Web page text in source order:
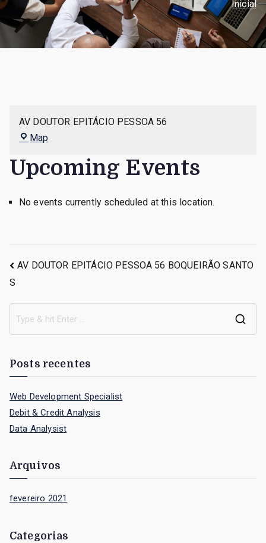
Inicial
AV DOUTOR EPITÁCIO PESSOA 56
Map
Upcoming Events
No events currently scheduled at this location.
Navegação
de
Post
AV DOUTOR EPITÁCIO PESSOA 56 BOQUEIRÃO SANTO
S
Posts recentes
Web Development Specialist
Debit & Credit Analysis
Data Analysist
Arquivos
fevereiro 2021
Categorias